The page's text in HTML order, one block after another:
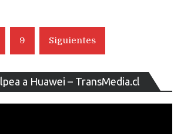
9 Siguientes
a Huawei – TransMedia.cl
de